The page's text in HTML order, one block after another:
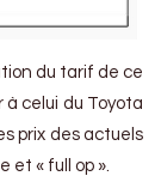
du tarif de ce
à celui du Toyota
prix des actuels
et « full op ».